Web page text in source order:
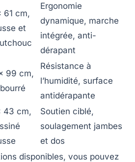
61 cm,
et
Ergonomie
dynamique, marche
intégrée, anti-
dérapant
99 cm,
Résistance à
l’humidité, surface
antidérapante
43 cm,
Soutien ciblé,
soulagement jambes
et dos
disponibles, vous pouvez